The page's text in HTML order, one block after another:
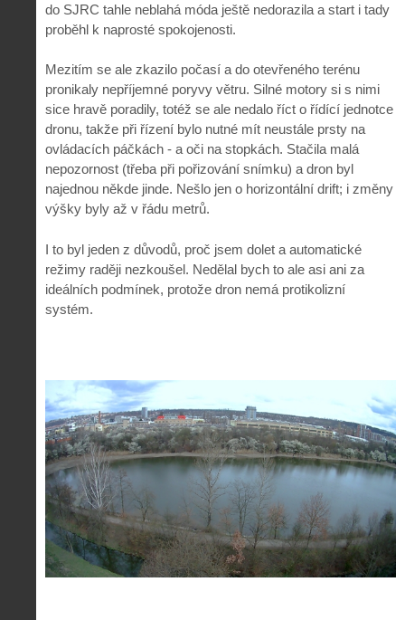
do SJRC tahle neblahá móda ještě nedorazila a start i tady
proběhl k naprosté spokojenosti.
Mezitím se ale zkazilo počasí a do otevřeného terénu
pronikaly nepříjemné poryvy větru. Silné motory si s nimi
sice hravě poradily, totéž se ale nedalo říct o řídící jednotce
dronu, takže při řízení bylo nutné mít neustále prsty na
ovládacích páčkách - a oči na stopkách. Stačila malá
nepozornost (třeba při pořizování snímku) a dron byl
najednou někde jinde. Nešlo jen o horizontální drift; i změny
výšky byly až v řádu metrů.
I to byl jeden z důvodů, proč jsem dolet a automatické
režimy raději nezkoušel. Nedělal bych to ale asi ani za
ideálních podmínek, protože dron nemá protikolizní
systém.